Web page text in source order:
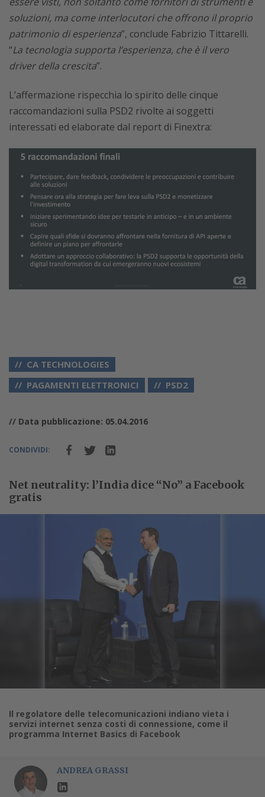
soluzioni, ma come interlocutori che offrono il proprio
patrimonio di esperienza”, conclude Fabrizio Tittarelli.
“La tecnologia supporta l’esperienza, che è il vero
driver della crescita”.
L’affermazione rispecchia lo spirito delle cinque
raccomandazioni sulla PSD2 rivolte ai soggetti
interessati ed elaborate dal report di Finextra:
CA TECHNOLOGIES
PAGAMENTI ELETTRONICI
PSD2
// Data pubblicazione: 05.04.2016
CONDIVIDI:
Net neutrality: l’India dice “No” a Facebook
gratis
Il regolatore delle telecomunicazioni indiano vieta i
servizi internet senza costi di connessione, come il
programma Internet Basics di Facebook
ANDREA GRASSI